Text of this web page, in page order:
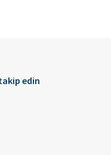
edin